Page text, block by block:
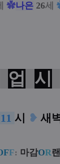
✿나은26세
업 시
11 시 ❥ 새벽
F: 마감OR